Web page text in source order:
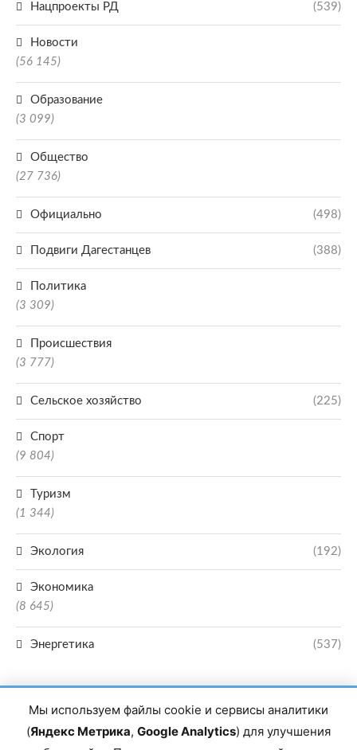
Нацпроекты РД (539)
Новости
(56 145)
Образование
(3 099)
Общество
(27 736)
Официально (498)
Подвиги Дагестанцев (388)
Политика
(3 309)
Происшествия
(3 777)
Сельское хозяйство (225)
Спорт
(9 804)
Туризм
(1 344)
Экология (192)
Экономика
(8 645)
Энергетика (537)
Мы используем файлы cookie и сервисы аналитики
(Яндекс Метрика, Google Analytics) для улучшения